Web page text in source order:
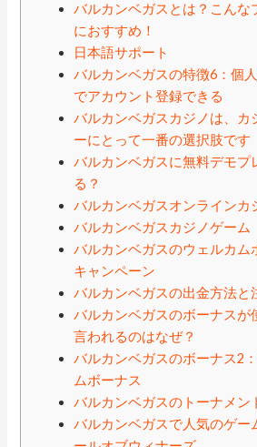
バルカンベガスとは？こんな
におすすめ！
日本語サポート
バルカンベガスの特徴6：個
でアカウント登録できる
バルカンベガスカジノは、カ
ーにとって一番の選択肢です
バルカンベガスに無料デモプ
る？
バルカンベガスオンラインカ
バルカンベガスカジノゲーム
バルカンベガスのウェルカム
キャンペーン
バルカンベガスの出金方法と
バルカンベガスのボーナスが
言われるのはなぜ？
バルカンベガスのボーナス2
ムボーナス
バルカンベガスのトーナメン
バルカンベガスで人気のゲー